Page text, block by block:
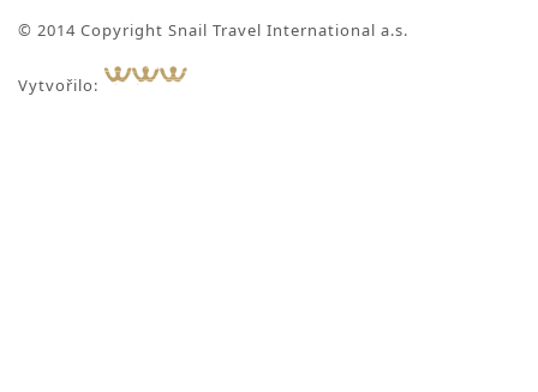
© 2014 Copyright Snail Travel International a.s.
Vytvořilo: